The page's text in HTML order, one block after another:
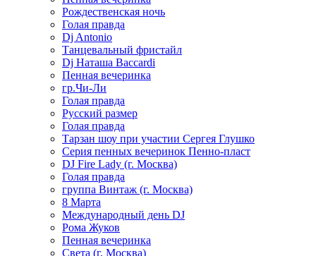
Рождественская ночь
Голая правда
Dj Antonio
Танцевальный фристайл
Dj Наташа Baccardi
Пенная вечеринка
гр.Чи-Ли
Голая правда
Русский размер
Голая правда
Тарзан шоу при участии Сергея Глушко
Серия пенных вечеринок Пенно-пласт
DJ Fire Lady (г. Москва)
Голая правда
группа Винтаж (г. Москва)
8 Марта
Международный день DJ
Рома Жуков
Пенная вечеринка
Света (г. Москва)